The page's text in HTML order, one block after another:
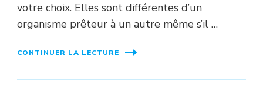
votre choix. Elles sont différentes d’un
organisme prêteur à un autre même s’il …
CONTINUER LA LECTURE